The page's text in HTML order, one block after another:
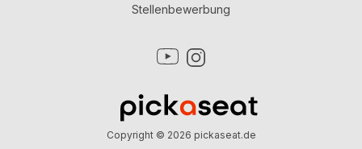
Stellenbewerbung
Copyright © 2026 pickaseat.de